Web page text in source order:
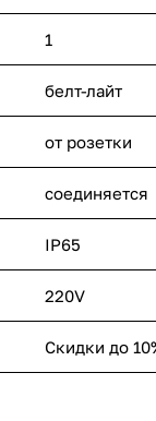
1
белт-лайт
от розетки
соединяется
IP65
220V
Скидки до